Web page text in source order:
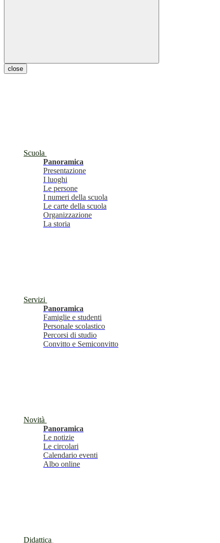
close
Scuola
Panoramica
Presentazione
I luoghi
Le persone
I numeri della scuola
Le carte della scuola
Organizzazione
La storia
Servizi
Panoramica
Famiglie e studenti
Personale scolastico
Percorsi di studio
Convitto e Semiconvitto
Novità
Panoramica
Le notizie
Le circolari
Calendario eventi
Albo online
Didattica